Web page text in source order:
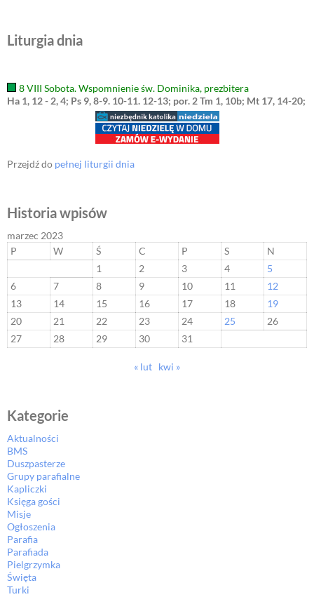
Liturgia dnia
8 VIII Sobota. Wspomnienie św. Dominika, prezbitera
Ha 1, 12 - 2, 4; Ps 9, 8-9. 10-11. 12-13; por. 2 Tm 1, 10b; Mt 17, 14-20;
Przejdź do pełnej liturgii dnia
Historia wpisów
marzec 2023
P
W Ś C P S
N
1
2 3 4
5
6
7 8 9 10 11
12
13
14 15 16 17 18
19
20
21 22 23 24 25
26
27
28 29 30 31
« lut kwi »
Kategorie
Aktualności
BMS
Duszpasterze
Grupy parafialne
Kapliczki
Księga gości
Misje
Ogłoszenia
Parafia
Parafiada
Pielgrzymka
Święta
Turki